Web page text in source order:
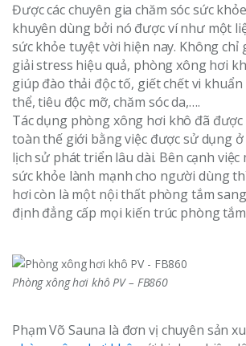
Được các chuyên gia chăm sóc sức
khuyên dùng bởi nó được ví như một
sức khỏe tuyệt vời hiện nay. Không chỉ
giải stress hiệu quả, phòng xông hơi
giúp đào thải độc tố, giết chết vi
thể, tiêu độc mỡ, chăm sóc da,….
Tác dụng phòng xông hơi khô đã
toàn thế giới bằng việc được sử dụng
lịch sử phát triển lâu dài. Bên cạnh
sức khỏe lành mạnh cho người dùng
hơi còn là một nội thất phòng tắm
định đẳng cấp mọi kiến trúc phòng
Phòng xông hơi khô PV – FB860
Phạm Võ Sauna là đơn vị chuyên sản